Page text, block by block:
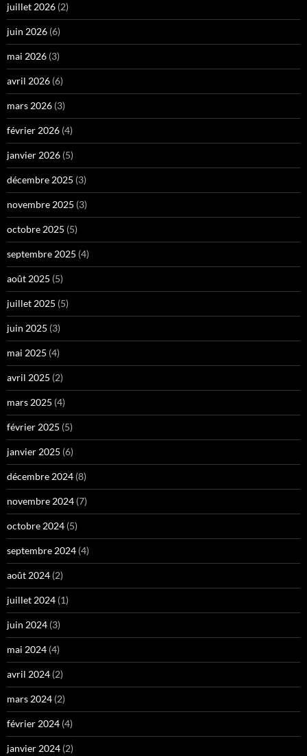
juillet 2026 (2)
juin 2026 (6)
mai 2026 (3)
avril 2026 (6)
mars 2026 (3)
février 2026 (4)
janvier 2026 (5)
décembre 2025 (3)
novembre 2025 (3)
octobre 2025 (5)
septembre 2025 (4)
août 2025 (5)
juillet 2025 (5)
juin 2025 (3)
mai 2025 (4)
avril 2025 (2)
mars 2025 (4)
février 2025 (5)
janvier 2025 (6)
décembre 2024 (8)
novembre 2024 (7)
octobre 2024 (5)
septembre 2024 (4)
août 2024 (2)
juillet 2024 (1)
juin 2024 (3)
mai 2024 (4)
avril 2024 (2)
mars 2024 (2)
février 2024 (4)
janvier 2024 (2)